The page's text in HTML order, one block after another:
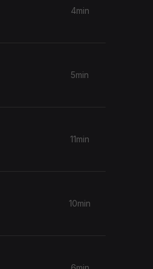
4min
5min
11min
10min